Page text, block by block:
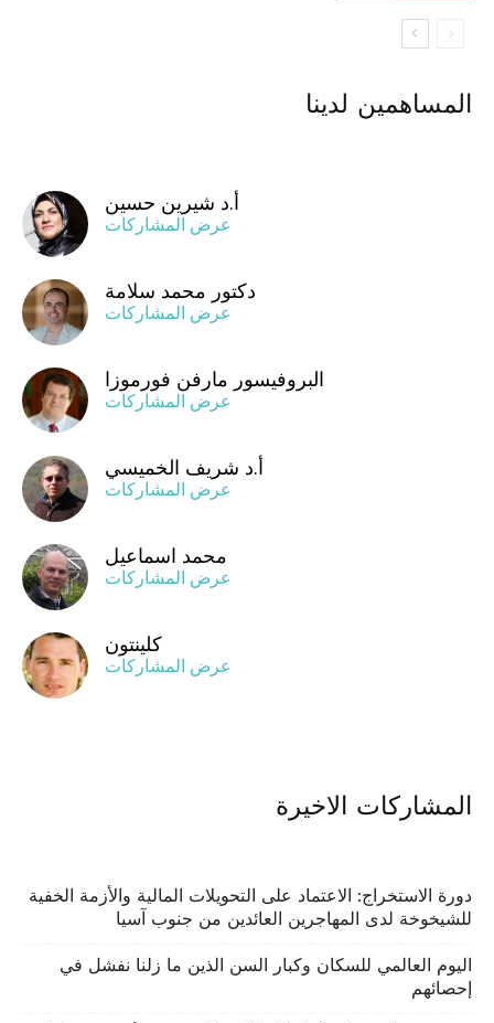
المساهمين لدينا
أ.د شيرين حسين
عرض المشاركات
دكتور محمد سلامة
عرض المشاركات
البروفيسور مارفن فورموزا
عرض المشاركات
أ.د شريف الخميسي
عرض المشاركات
محمد اسماعيل
عرض المشاركات
كلينتون
عرض المشاركات
المشاركات الاخيرة
دورة الاستخراج: الاعتماد على التحويلات المالية والأزمة الخفية
للشيخوخة لدى المهاجرين العائدين من جنوب آسيا
اليوم العالمي للسكان وكبار السن الذين ما زلنا نفشل في
إحصائهم